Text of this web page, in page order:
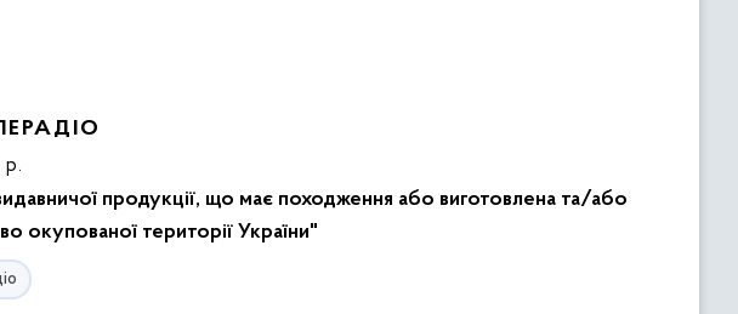
р.
продукції, що має походження або виготовлена та/або
окупованої території України"